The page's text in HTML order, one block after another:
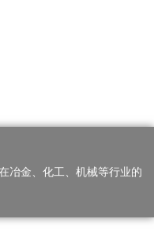
冶金、化工、机械等行业的